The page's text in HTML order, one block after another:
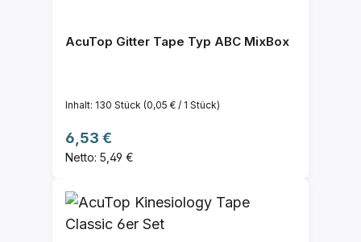
AcuTop Gitter Tape Typ ABC MixBox
Inhalt: 130 Stück (0,05 € / 1 Stück)
Regulärer Preis:
6,53 €
Netto: 5,49 €